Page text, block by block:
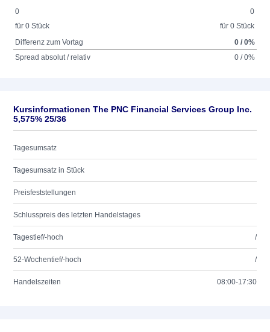
0
für 0 Stück
0
für 0 Stück
Differenz zum Vortag
0 / 0%
Spread absolut / relativ
0 / 0%
Kursinformationen The PNC Financial Services Group Inc.
5,575% 25/36
Tagesumsatz
Tagesumsatz in Stück
Preisfeststellungen
Schlusspreis des letzten Handelstages
Tagestief/-hoch /
52-Wochentief/-hoch /
Handelszeiten 08:00-17:30